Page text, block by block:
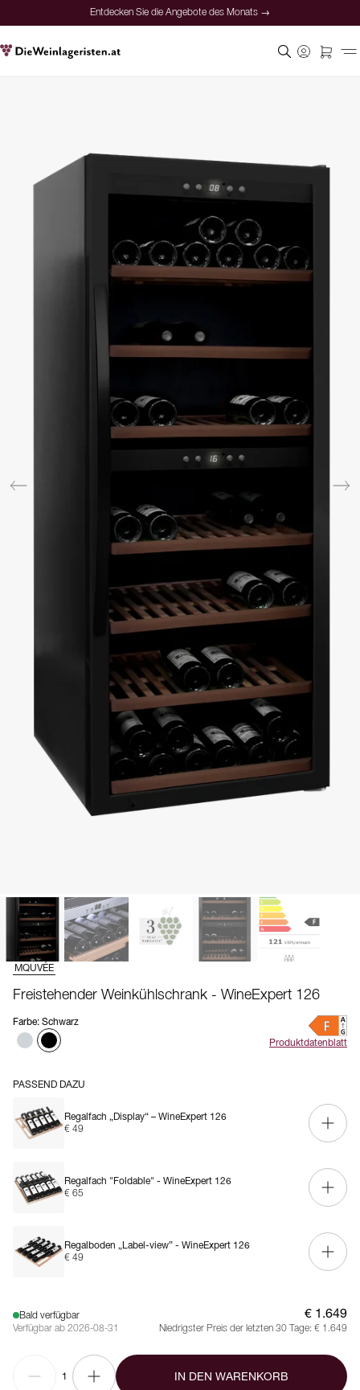
Entdecken Sie die Angebote des Monats →
MQUVÉE
Freistehender Weinkühlschrank - WineExpert 126
Farbe: Schwarz
Produktdatenblatt
PASSEND DAZU
Regalfach „Display“ – WineExpert 126
€ 49
Regalfach "Foldable" - WineExpert 126
€ 65
Regalboden „Label-view” - WineExpert 126
€ 49
Bald verfügbar
Verfügbar ab 2026-08-31
€ 1.649
Niedrigster Preis der letzten 30 Tage: € 1.649
1 IN DEN WARENKORB